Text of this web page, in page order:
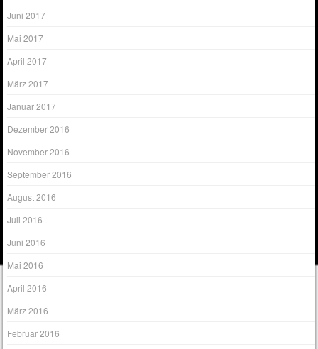
Juni 2017
Mai 2017
April 2017
März 2017
Januar 2017
Dezember 2016
November 2016
September 2016
August 2016
Juli 2016
Juni 2016
Mai 2016
April 2016
März 2016
Februar 2016